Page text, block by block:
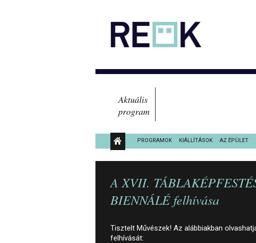
Aktuális
program
PROGRAMOK KIÁLLÍTÁSOK AZ ÉPÜLET
KÖZÉRDEKŰ ADATOK
A XVII.
BIENNÁLÉ felhívása
Tisztelt Művészek! Az alábbiakban
felhívását: